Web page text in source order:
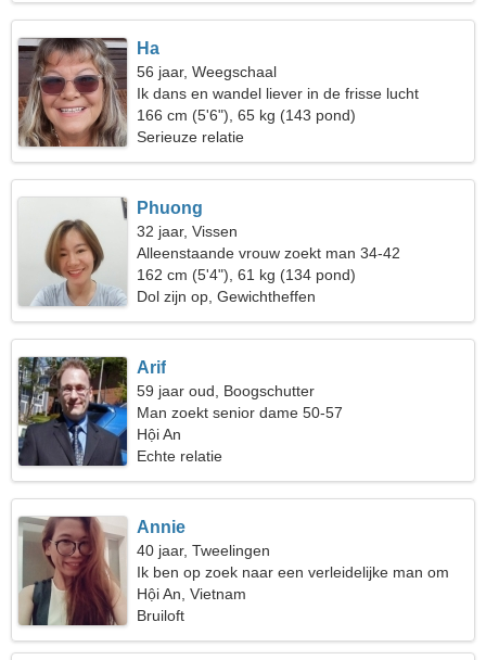
Ha
56 jaar, Weegschaal
Ik dans en wandel liever in de frisse lucht
166 cm (5'6"), 65 kg (143 pond)
Serieuze relatie
Phuong
32 jaar, Vissen
Alleenstaande vrouw zoekt man 34-42
162 cm (5'4"), 61 kg (134 pond)
Dol zijn op, Gewichtheffen
Arif
59 jaar oud, Boogschutter
Man zoekt senior dame 50-57
Hội An
Echte relatie
Annie
40 jaar, Tweelingen
Ik ben op zoek naar een verleidelijke man om
samen te reizen
Hội An, Vietnam
Bruiloft